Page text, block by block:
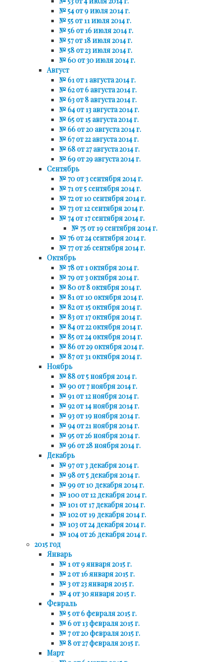
№ 54 от 9 июля 2014 г.
№ 55 от 11 июля 2014 г.
№ 56 от 16 июля 2014 г.
№ 57 от 18 июля 2014 г.
№ 58 от 23 июля 2014 г.
№ 60 от 30 июля 2014 г.
Август
№ 61 от 1 августа 2014 г.
№ 62 от 6 августа 2014 г.
№ 63 от 8 августа 2014 г.
№ 64 от 13 августа 2014 г.
№ 65 от 15 августа 2014 г.
№ 66 от 20 августа 2014 г.
№ 67 от 22 августа 2014 г.
№ 68 от 27 августа 2014 г.
№ 69 от 29 августа 2014 г.
Сентябрь
№ 70 от 3 сентября 2014 г.
№ 71 от 5 сентября 2014 г.
№ 72 от 10 сентября 2014 г.
№ 73 от 12 сентября 2014 г.
№ 74 от 17 сентября 2014 г.
№ 75 от 19 сентября 2014 г.
№ 76 от 24 сентября 2014 г.
№ 77 от 26 сентября 2014 г.
Октябрь
№ 78 от 1 октября 2014 г.
№ 79 от 3 октября 2014 г.
№ 80 от 8 октября 2014 г.
№ 81 от 10 октября 2014 г.
№ 82 от 15 октября 2014 г.
№ 83 от 17 октября 2014 г.
№ 84 от 22 октября 2014 г.
№ 85 от 24 октября 2014 г.
№ 86 от 29 октября 2014 г.
№ 87 от 31 октября 2014 г.
Ноябрь
№ 88 от 5 ноября 2014 г.
№ 90 от 7 ноября 2014 г.
№ 91 от 12 ноября 2014 г.
№ 92 от 14 ноября 2014 г.
№ 93 от 19 ноября 2014 г.
№ 94 от 21 ноября 2014 г.
№ 95 от 26 ноября 2014 г.
№ 96 от 28 ноября 2014 г.
Декабрь
№ 97 от 3 декабря 2014 г.
№ 98 от 5 декабря 2014 г.
№ 99 от 10 декабря 2014 г.
№ 100 от 12 декабря 2014 г.
№ 101 от 17 декабря 2014 г.
№ 102 от 19 декабря 2014 г.
№ 103 от 24 декабря 2014 г.
№ 104 от 26 декабря 2014 г.
2015 год
Январь
№ 1 от 9 января 2015 г.
№ 2 от 16 января 2015 г.
№ 3 от 23 января 2015 г.
№ 4 от 30 января 2015 г.
Февраль
№ 5 от 6 февраля 2015 г.
№ 6 от 13 февраля 2015 г.
№ 7 от 20 февраля 2015 г.
№ 8 от 27 февраля 2015 г.
Март